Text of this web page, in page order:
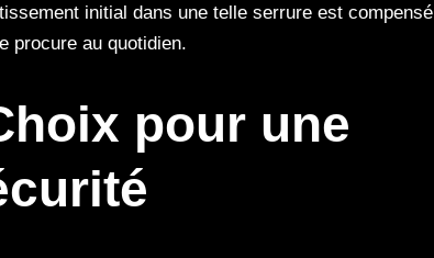
initial dans une telle serrure est compensé
procure au quotidien.
pour une